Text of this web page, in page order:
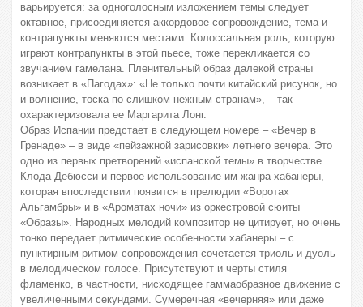
варьируется: за одноголосным изложением темы следует
октавное, присоединяется аккордовое сопровождение, тема и
контрапункты меняются местами. Колоссальная роль, которую
играют контрапункты в этой пьесе, тоже перекликается со
звучанием гамелана. Пленительный образ далекой страны
возникает в «Пагодах»: «Не только почти китайский рисунок, но
и волнение, тоска по слишком нежным странам», – так
охарактеризовала ее Маргарита Лонг.
Образ Испании предстает в следующем номере – «Вечер в
Гренаде» – в виде «пейзажной зарисовки» летнего вечера. Это
одно из первых претворений «испанской темы» в творчестве
Клода Дебюсси и первое использование им жанра хабанеры,
которая впоследствии появится в прелюдии «Воротах
Альгамбры» и в «Ароматах ночи» из оркестровой сюиты
«Образы». Народных мелодий композитор не цитирует, но очень
тонко передает ритмические особенности хабанеры – с
пунктирным ритмом сопровождения сочетается триоль и дуоль
в мелодическом голосе. Присутствуют и черты стиля
фламенко, в частности, нисходящее гаммаобразное движение с
увеличенными секундами. Сумеречная «вечерняя» или даже